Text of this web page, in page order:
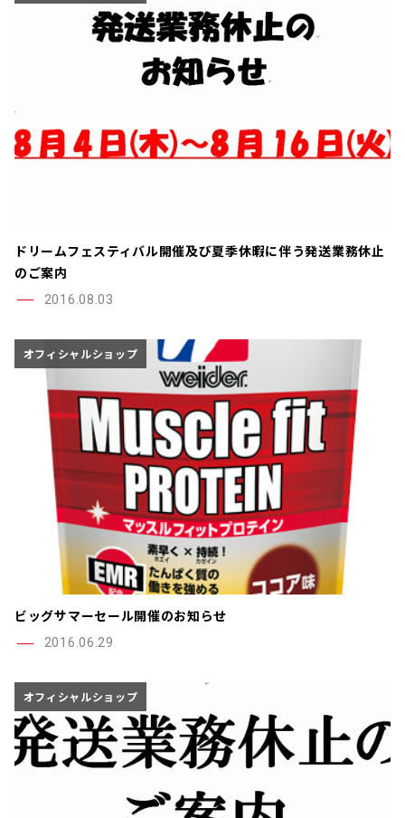
ドリームフェスティバル開催及び夏季休暇に伴う発送業務休止
のご案内
2016.08.03
オフィシャルショップ
ビッグサマーセール開催のお知らせ
2016.06.29
オフィシャルショップ